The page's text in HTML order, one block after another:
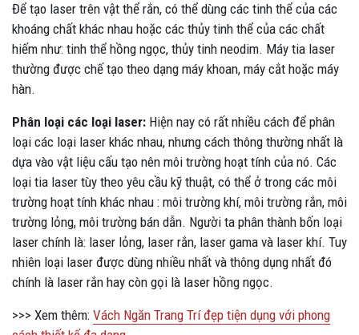
Để tạo laser trên vật thể rắn, có thể dùng các tinh thể của các
khoáng chất khác nhau hoặc các thủy tinh thể của các chất
hiếm như: tinh thể hồng ngọc, thủy tinh neodim. Máy tia laser
thường được chế tạo theo dạng máy khoan, máy cắt hoặc máy
hàn.
Phân loại các loại laser: Hiện nay có rất nhiều cách để phân
loại các loại laser khác nhau, nhưng cách thông thường nhất là
dựa vào vật liệu cấu tạo nên môi trường hoạt tính của nó. Các
loại tia laser tùy theo yêu cầu kỹ thuật, có thể ở trong các môi
trường hoạt tính khác nhau : môi trường khí, môi trường rắn, môi
trường lỏng, môi trường bán dẫn. Người ta phân thành bốn loại
laser chính là: laser lỏng, laser rắn, laser gama và laser khí. Tuy
nhiên loại laser được dùng nhiều nhất và thông dụng nhất đó
chính là laser rắn hay còn gọi là laser hồng ngọc.
>>> Xem thêm: Vách Ngăn Trang Trí đẹp tiện dụng với phong